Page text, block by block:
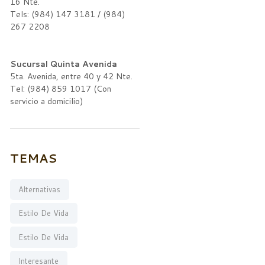
Tels: (984) 147 3181 / (984)
267 2208
Sucursal Quinta Avenida
5ta. Avenida, entre 40 y 42 Nte.
Tel: (984) 859 1017 (Con
servicio a domicilio)
TEMAS
Alternativas
Estilo De Vida
Estilo De Vida
Interesante